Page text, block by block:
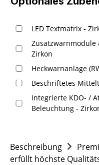
LED Textmatrix -
Zusatzwarnmodule
Zirkon
Heckwarnanlage
Beschriftetes
Integrierte KDO- /
Beleuchtung -
Beschreibung
erfüllt höchste